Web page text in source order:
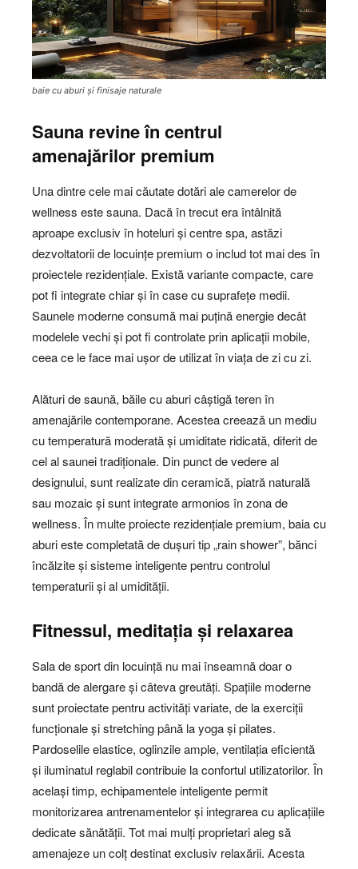
baie cu aburi și finisaje naturale
Sauna revine în centrul
amenajărilor premium
Una dintre cele mai căutate dotări ale camerelor de
wellness este sauna. Dacă în trecut era întâlnită
aproape exclusiv în hoteluri și centre spa, astăzi
dezvoltatorii de locuințe premium o includ tot mai des în
proiectele rezidențiale. Există variante compacte, care
pot fi integrate chiar și în case cu suprafețe medii.
Saunele moderne consumă mai puțină energie decât
modelele vechi și pot fi controlate prin aplicații mobile,
ceea ce le face mai ușor de utilizat în viața de zi cu zi.
Alături de saună, băile cu aburi câștigă teren în
amenajările contemporane. Acestea creează un mediu
cu temperatură moderată și umiditate ridicată, diferit de
cel al saunei tradiționale. Din punct de vedere al
designului, sunt realizate din ceramică, piatră naturală
sau mozaic și sunt integrate armonios în zona de
wellness. În multe proiecte rezidențiale premium, baia cu
aburi este completată de dușuri tip „rain shower”, bănci
încălzite și sisteme inteligente pentru controlul
temperaturii și al umidității.
Fitnessul, meditația și relaxarea
Sala de sport din locuință nu mai înseamnă doar o
bandă de alergare și câteva greutăți. Spațiile moderne
sunt proiectate pentru activități variate, de la exerciții
funcționale și stretching până la yoga și pilates.
Pardoselile elastice, oglinzile ample, ventilația eficientă
și iluminatul reglabil contribuie la confortul utilizatorilor. În
același timp, echipamentele inteligente permit
monitorizarea antrenamentelor și integrarea cu aplicațiile
dedicate sănătății. Tot mai mulți proprietari aleg să
amenajeze un colț destinat exclusiv relaxării. Acesta